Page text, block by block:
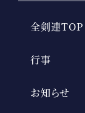
全剣連TOP
行事
お知らせ